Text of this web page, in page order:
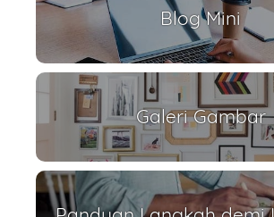
Blog Mini
Galeri Gambar